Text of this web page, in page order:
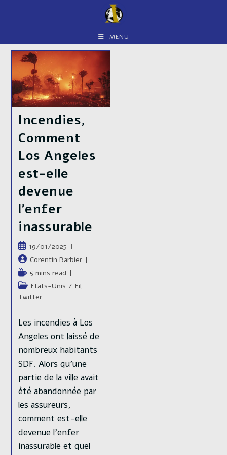
MENU
Incendies,
Comment
Los Angeles
est-elle
devenue
l’enfer
inassurable
Publication
publiée :
19/01/2025
Auteur/autrice
de
la
publication :
Corentin Barbier
Temps
de
lecture :
5 mins read
Post
category:
Etats-Unis / Fil
Twitter
Les incendies à Los
Angeles ont laissé de
nombreux habitants
SDF. Alors qu'une
partie de la ville avait
été abandonnée par
les assureurs,
comment est-elle
devenue l'enfer
inassurable et quel